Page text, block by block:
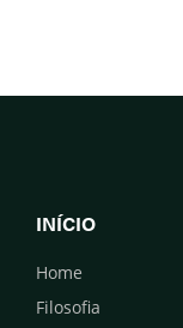
INÍCIO
Home
Filosofia